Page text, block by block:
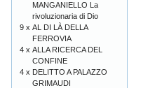
MANGANIELLO La
rivoluzionaria di Dio
9 x AL DI LÀ DELLA
FERROVIA
4 x ALLA RICERCA DEL
CONFINE
4 x DELITTO A PALAZZO
GRIMAUDI